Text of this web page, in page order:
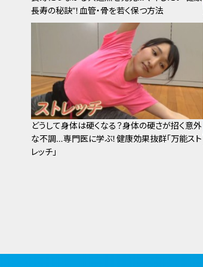
長寿の秘訣”！血管・骨を若く保つ方法
どうして身体は硬くなる？身体の硬さが招く意外
な不調…専門医に学ぶ！健康効果抜群「万能スト
レッチ」